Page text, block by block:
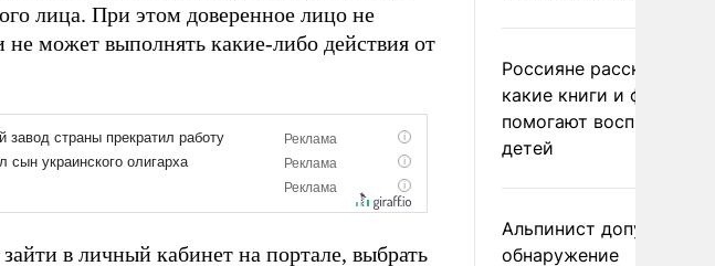
лица. При этом доверенное лицо не
может выполнять какие-либо действия от
в личный кабинет на портале, выбрать
Россияне рассказали,
какие книги и фильмы
помогают воспитывать
детей
Альпинист допустил
обнаружение